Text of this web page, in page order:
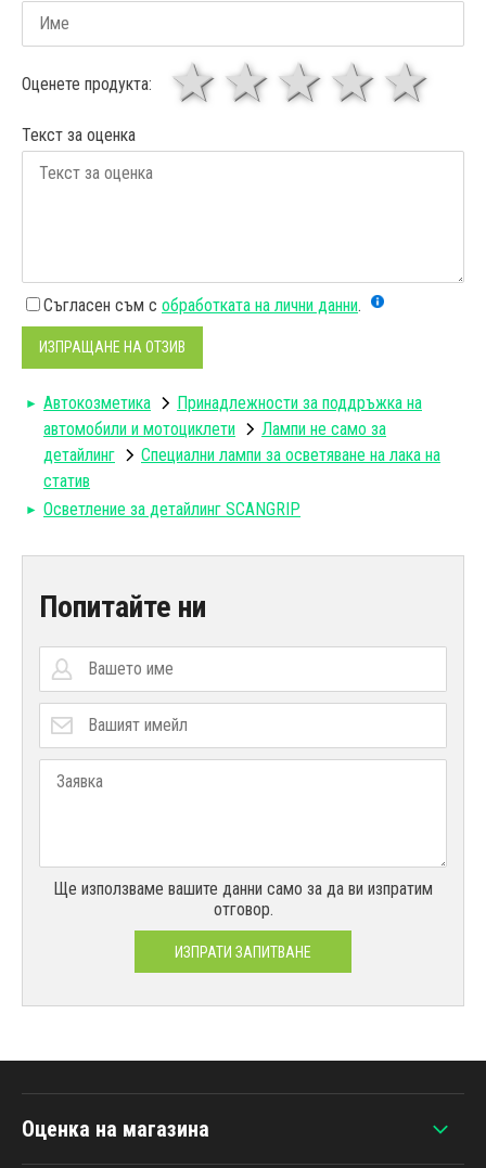
Оценете продукта: 4
3
звезди
1 звезда
Текст за оценка
Съгласен съм с обработката на лични данни.
ИЗПРАЩАНЕ НА ОТЗИВ
Автокозметика
Принадлежности за поддръжка на
автомобили и мотоциклети
Лампи не само за
детайлинг
Специални лампи за осветяване на лака на
статив
Осветление за детайлинг SCANGRIP
Попитайте ни
Ще използваме вашите данни само за да ви изпратим
отговор.
ИЗПРАТИ ЗАПИТВАНЕ
Оценка на магазина